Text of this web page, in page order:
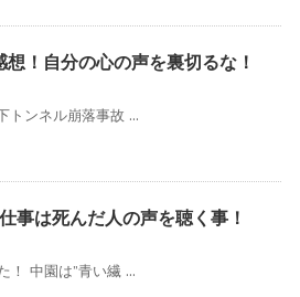
！自分の心の声を裏切るな！
トンネル崩落事故 ...
事は死んだ人の声を聴く事！
！ 中園は”青い繊 ...